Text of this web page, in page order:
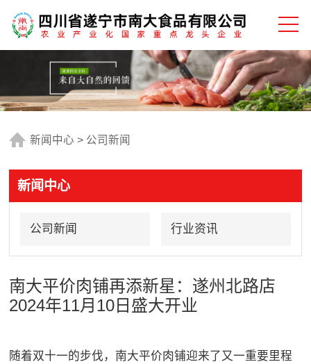
新闻中心 > 公司新闻
新闻中心
公司新闻 行业资讯
南大平价肉铺再添新星：遂州北路店
2024年11月10日盛大开业
随着双十一的步伐，南大平价肉铺迎来了又一重要里程